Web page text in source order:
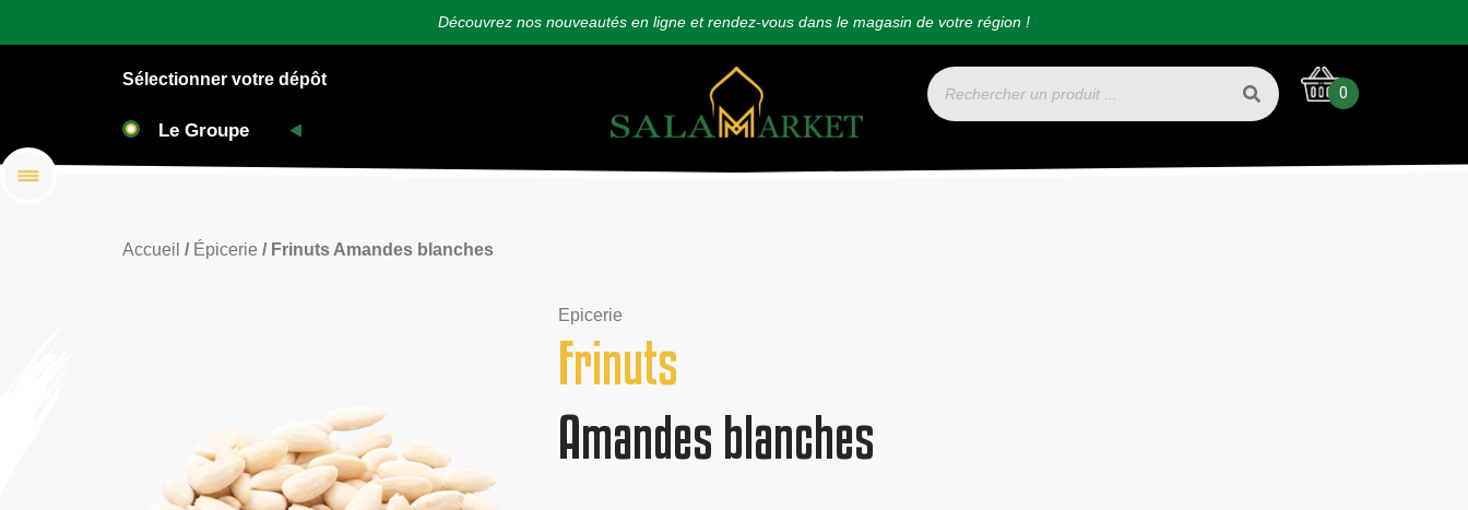
Découvrez nos nouveautés en ligne et rendez-vous dans le magasin de votre région !
Sélectionner votre dépôt
0
Accueil / Épicerie / Frinuts Amandes blanches
Epicerie
Frinuts
Amandes blanches